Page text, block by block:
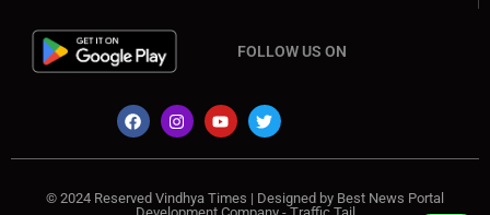
FOLLOW US ON
© 2024 Reserved Vindhya Times | Designed by Best News Portal